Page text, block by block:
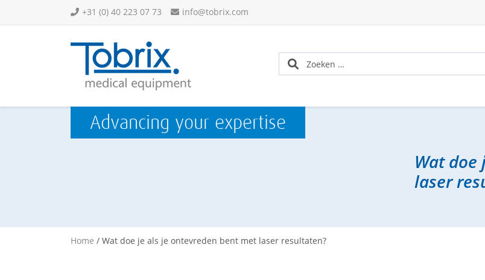
+31 (0) 40 223 07 73 info@tobrix.com
Advancing your expertise
Wat
laser
Home / Wat doe je als je ontevreden bent met laser resultaten?